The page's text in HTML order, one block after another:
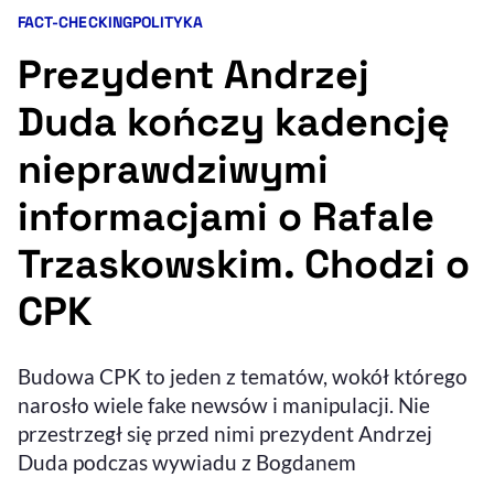
Resetuj opcje
Ułatwienia dostępności wspierają:
Sprawdź, jak i dlaczego zwiększamy dostępność
Deklaracja dostępności, otwiera się w nowym oknie
Zgłoś problem
, otwiera się w
Kategorie artykułu:
FACT-CHECKINGPOLITYKA
Prezydent Andrzej
Duda kończy kadencję
nieprawdziwymi
informacjami o Rafale
Trzaskowskim. Chodzi o
CPK
Budowa CPK to jeden z tematów, wokół którego
narosło wiele fake newsów i manipulacji. Nie
przestrzegł się przed nimi prezydent Andrzej
Duda podczas wywiadu z Bogdanem